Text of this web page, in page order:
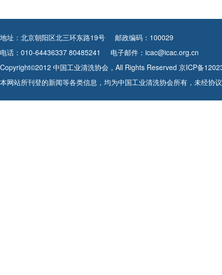
地址：北京朝阳区北三环东路19号
邮政编码：100029
电话：010-64436337 80485241
电子邮件：icac@icac.org.cn
Copyright©2012 中国工业清洗协会，All Rights Reserved 京ICP备
本网站所刊登的新闻等各类信息，均为中国工业清洗协会所有，未经协